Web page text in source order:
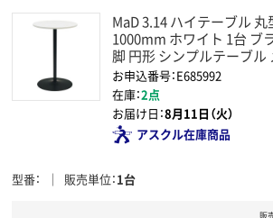
MaD 3.14 ハイテーブル
1000mm ホワイト 1台 ブ
脚 円形 シンプルテーブル
お申込番号：E685992
在庫：2点
お届け日：8月11日（火）
アスクル在庫商品
型番 販売単位 1台